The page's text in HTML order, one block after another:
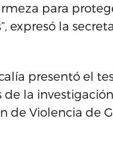
para
expresó la
presentó el
la
de Violencia de